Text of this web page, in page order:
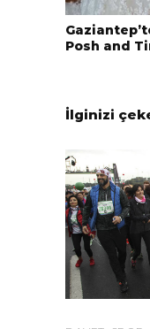
Posh and
İlginizi